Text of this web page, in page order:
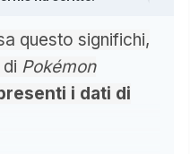
questo significhi,
Pokémon
i dati di